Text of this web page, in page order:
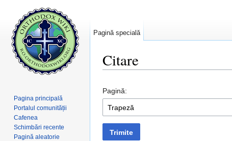
Citare
Pagină:
Trimite
Pagină specială
Pagina principală
Portalul comunității
Cafenea
Schimbări recente
Pagină aleatorie